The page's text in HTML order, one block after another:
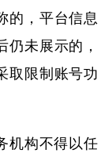
的，平台信息
仍未展示的，
取限制账号功
机构不得以任